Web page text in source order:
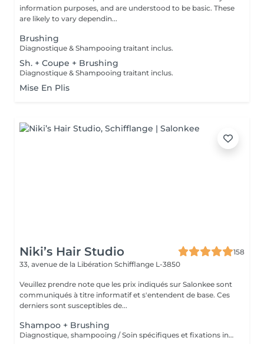
information purposes, and are understood to be basic. These
are likely to vary dependin...
Brushing
Diagnostique & Shampooing traitant inclus.
Sh. + Coupe + Brushing
Diagnostique & Shampooing traitant inclus.
Mise En Plis
Niki’s Hair Studio
158
33, avenue de la Libération Schifflange L-3850
Veuillez prendre note que les prix indiqués sur Salonkee sont
communiqués à titre informatif et s'entendent de base. Ces
derniers sont susceptibles de...
Shampoo + Brushing
Diagnostique, shampooing / Soin spécifiques et fixations inclus